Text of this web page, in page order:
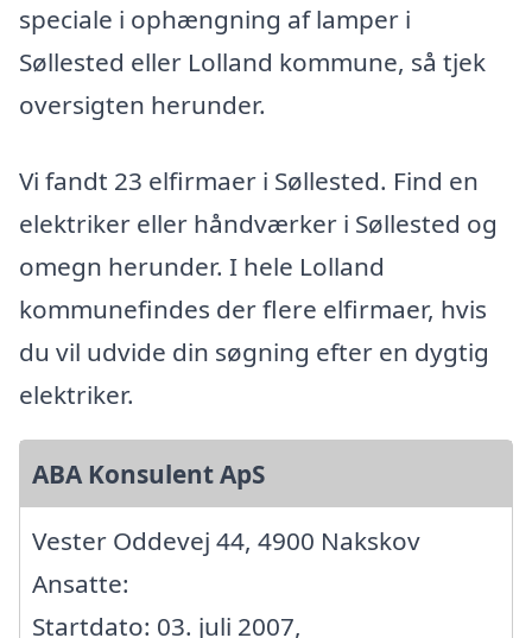
speciale i ophængning af lamper i
Søllested eller Lolland kommune, så tjek
oversigten herunder.
Vi fandt 23 elfirmaer i Søllested. Find en
elektriker eller håndværker i Søllested og
omegn herunder. I hele Lolland
kommunefindes der flere elfirmaer, hvis
du vil udvide din søgning efter en dygtig
elektriker.
ABA Konsulent ApS
Vester Oddevej 44, 4900 Nakskov
Ansatte:
Startdato: 03. juli 2007,